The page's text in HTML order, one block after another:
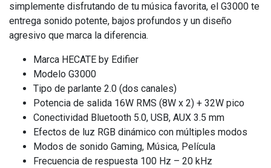
simplemente disfrutando de tu música favorita, el G3000 te
entrega sonido potente, bajos profundos y un diseño
agresivo que marca la diferencia.
Marca HECATE by Edifier
Modelo G3000
Tipo de parlante 2.0 (dos canales)
Potencia de salida 16W RMS (8W x 2) + 32W pico
Conectividad Bluetooth 5.0, USB, AUX 3.5 mm
Efectos de luz RGB dinámico con múltiples modos
Modos de sonido Gaming, Música, Película
Frecuencia de respuesta 100 Hz – 20 kHz